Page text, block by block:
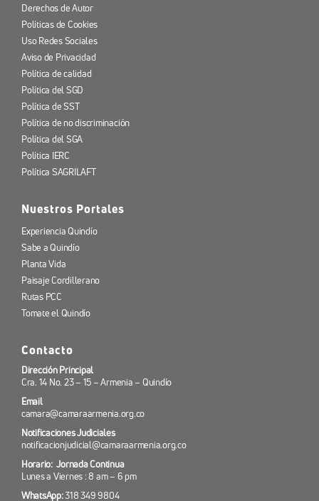
Derechos de Autor
Políticas de Cookies
Uso Redes Sociales
Aviso de Privacidad
Política de calidad
Política del SGD
Política de SST
Política de no discriminación
Política del SGA
Política IERC
Política SAGRILAFT
Nuestros Portales
Experiencia Quindío
Sabe a Quindío
Planta Vida
Paisaje Cordillerano
Rutas PCC
Tomate el Quindío
Contacto
Dirección Principal
Cra. 14 No. 23 – 15 – Armenia – Quindío
Email
camara@camaraarmenia.org.co
Notificaciones Judiciales
notificacionjudicial@camaraarmenia.org.co
Horario: Jornada Continua
Lunes a Viernes : 8 am – 6 pm
WhatsApp:318 349 9804